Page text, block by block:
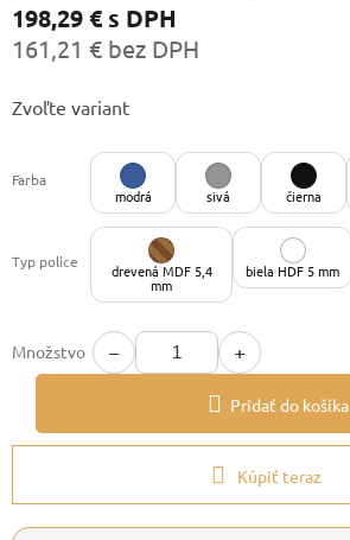
198,29 €s DPH
161,21 € bez DPH
cena:
Zvoľte variant
Farba
modrá
sivá čierna
Typ police drevená MDF 5,4
mm
biela HDF 5 mm
Množstvo − +
Pridať do košíka
Kúpiť teraz